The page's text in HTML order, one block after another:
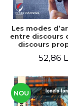
Les modes
entre discours
discours
52,86
NOU